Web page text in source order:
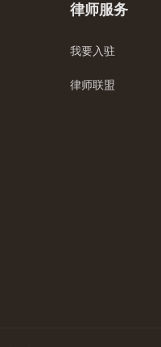
律师服务
我要入驻
律师联盟